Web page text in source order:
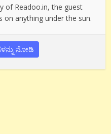
of Readoo.in, the guest
anything under the sun.
ನೋಡಿ